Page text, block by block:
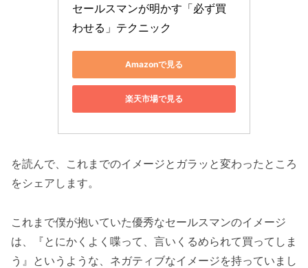
セールスマンが明かす「必ず買
わせる」テクニック
Amazonで見る
楽天市場で見る
を読んで、これまでのイメージとガラッと変わったところ
をシェアします。
これまで僕が抱いていた優秀なセールスマンのイメージ
は、『とにかくよく喋って、言いくるめられて買ってしま
う』というような、ネガティブなイメージを持っていまし